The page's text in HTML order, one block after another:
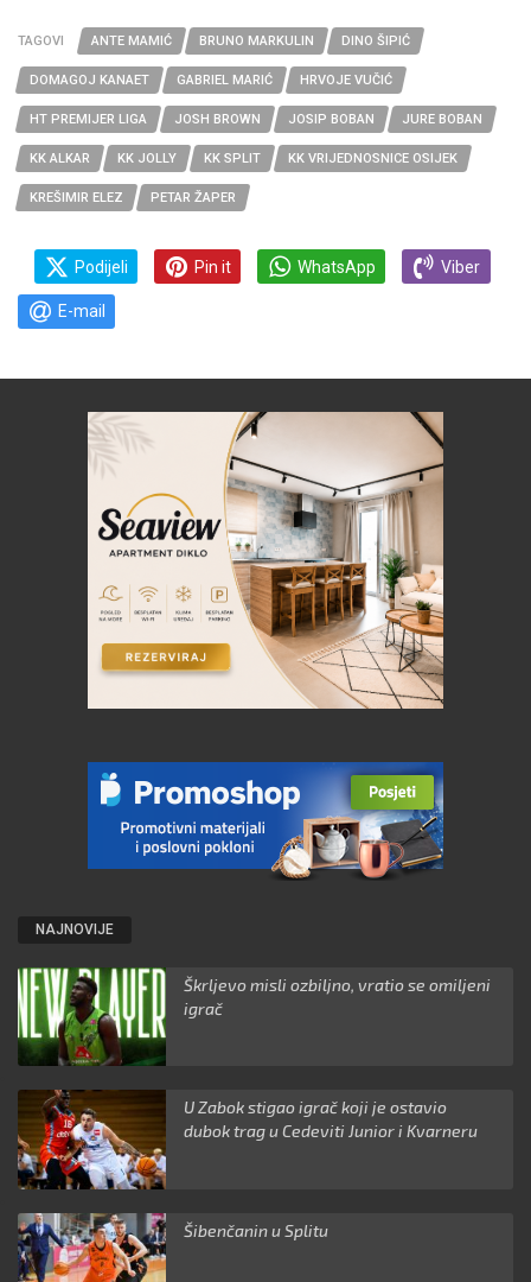
TAGOVI ANTE MAMIĆ BRUNO MARKULIN DINO ŠIPIĆ
DOMAGOJ KANAET GABRIEL MARIĆ HRVOJE VUČIĆ
HT PREMIJER LIGA JOSH BROWN JOSIP BOBAN JURE BOBAN
KK ALKAR KK JOLLY KK SPLIT KK VRIJEDNOSNICE OSIJEK
KREŠIMIR ELEZ PETAR ŽAPER
Podijeli Pin it WhatsApp Viber
E-mail
NAJNOVIJE
Škrljevo misli ozbiljno, vratio se omiljeni
igrač
U Zabok stigao igrač koji je ostavio
dubok trag u Cedeviti Junior i Kvarneru
Šibenčanin u Splitu